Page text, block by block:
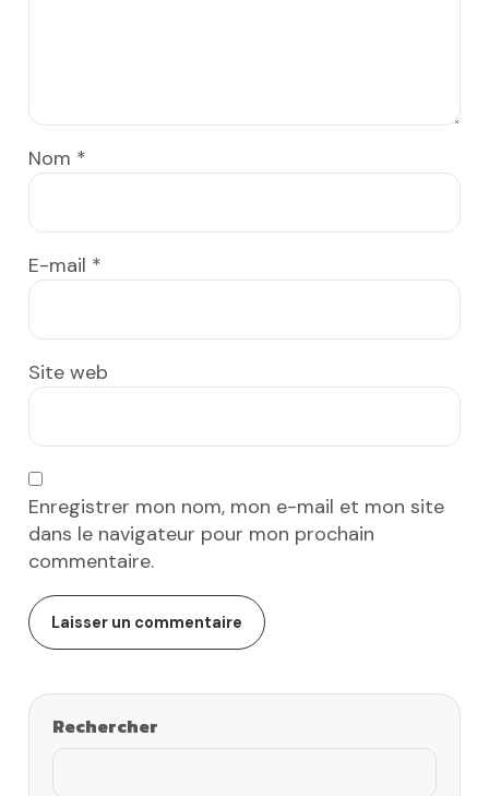
Nom *
E-mail *
Site web
Enregistrer mon nom, mon e-mail et mon site
dans le navigateur pour mon prochain
commentaire.
Rechercher